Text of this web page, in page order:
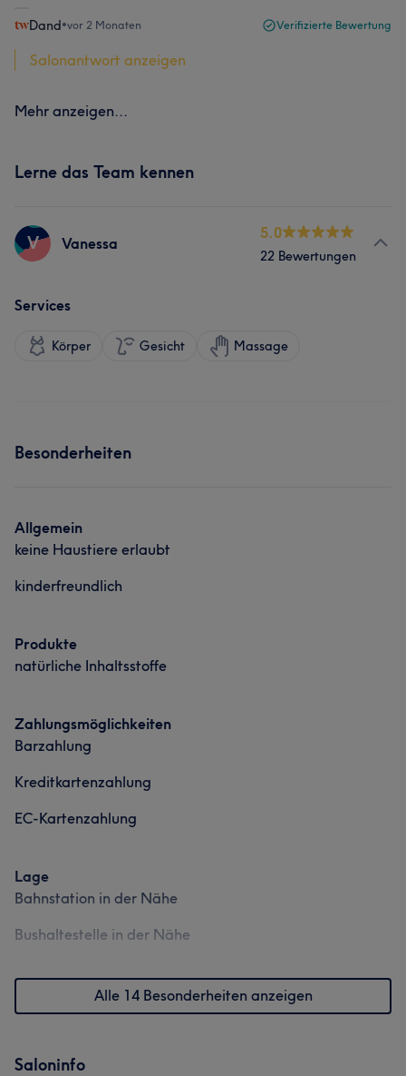
Dand•vor 2 Monaten Verifizierte Bewertung
Salonantwort anzeigen
Mehr anzeigen...
Lerne das Team kennen
V Vanessa
5.0
22 Bewertungen
Services
Körper Gesicht Massage
Besonderheiten
Allgemein
keine Haustiere erlaubt
kinderfreundlich
Produkte
natürliche Inhaltsstoffe
Zahlungsmöglichkeiten
Barzahlung
Kreditkartenzahlung
EC-Kartenzahlung
Lage
Bahnstation in der Nähe
Bushaltestelle in der Nähe
Alle 14 Besonderheiten anzeigen
Saloninfo